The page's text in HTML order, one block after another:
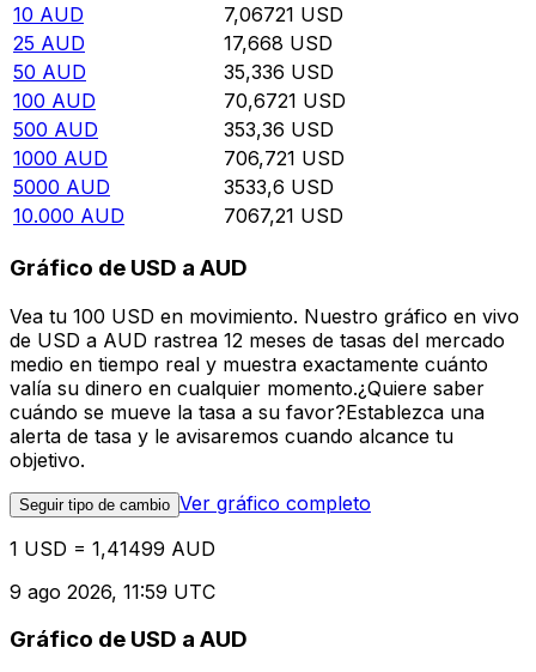
10 AUD 7,06721 USD
25 AUD 17,668 USD
50 AUD 35,336 USD
100 AUD 70,6721 USD
500 AUD 353,36 USD
1000 AUD 706,721 USD
5000 AUD 3533,6 USD
10.000 AUD 7067,21 USD
Gráfico de USD a AUD
Vea tu 100 USD en movimiento. Nuestro gráfico en vivo
de USD a AUD rastrea 12 meses de tasas del mercado
medio en tiempo real y muestra exactamente cuánto
valía su dinero en cualquier momento.¿Quiere saber
cuándo se mueve la tasa a su favor?Establezca una
alerta de tasa y le avisaremos cuando alcance tu
objetivo.
Seguir tipo de cambio Ver gráfico completo
1 USD = 1,41499 AUD
9 ago 2026, 11:59 UTC
Gráfico de USD a AUD